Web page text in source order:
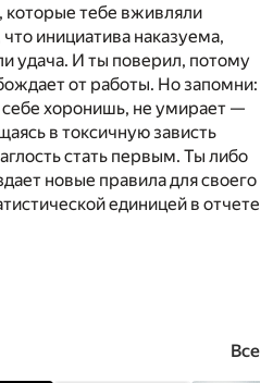
тебе вживляли
инициатива наказуема,
удача. И ты поверил, потому
от работы. Но запомни:
хоронишь, не умирает —
в токсичную зависть
стать первым. Ты либо
новые правила для своего
единицей в отчете
Все